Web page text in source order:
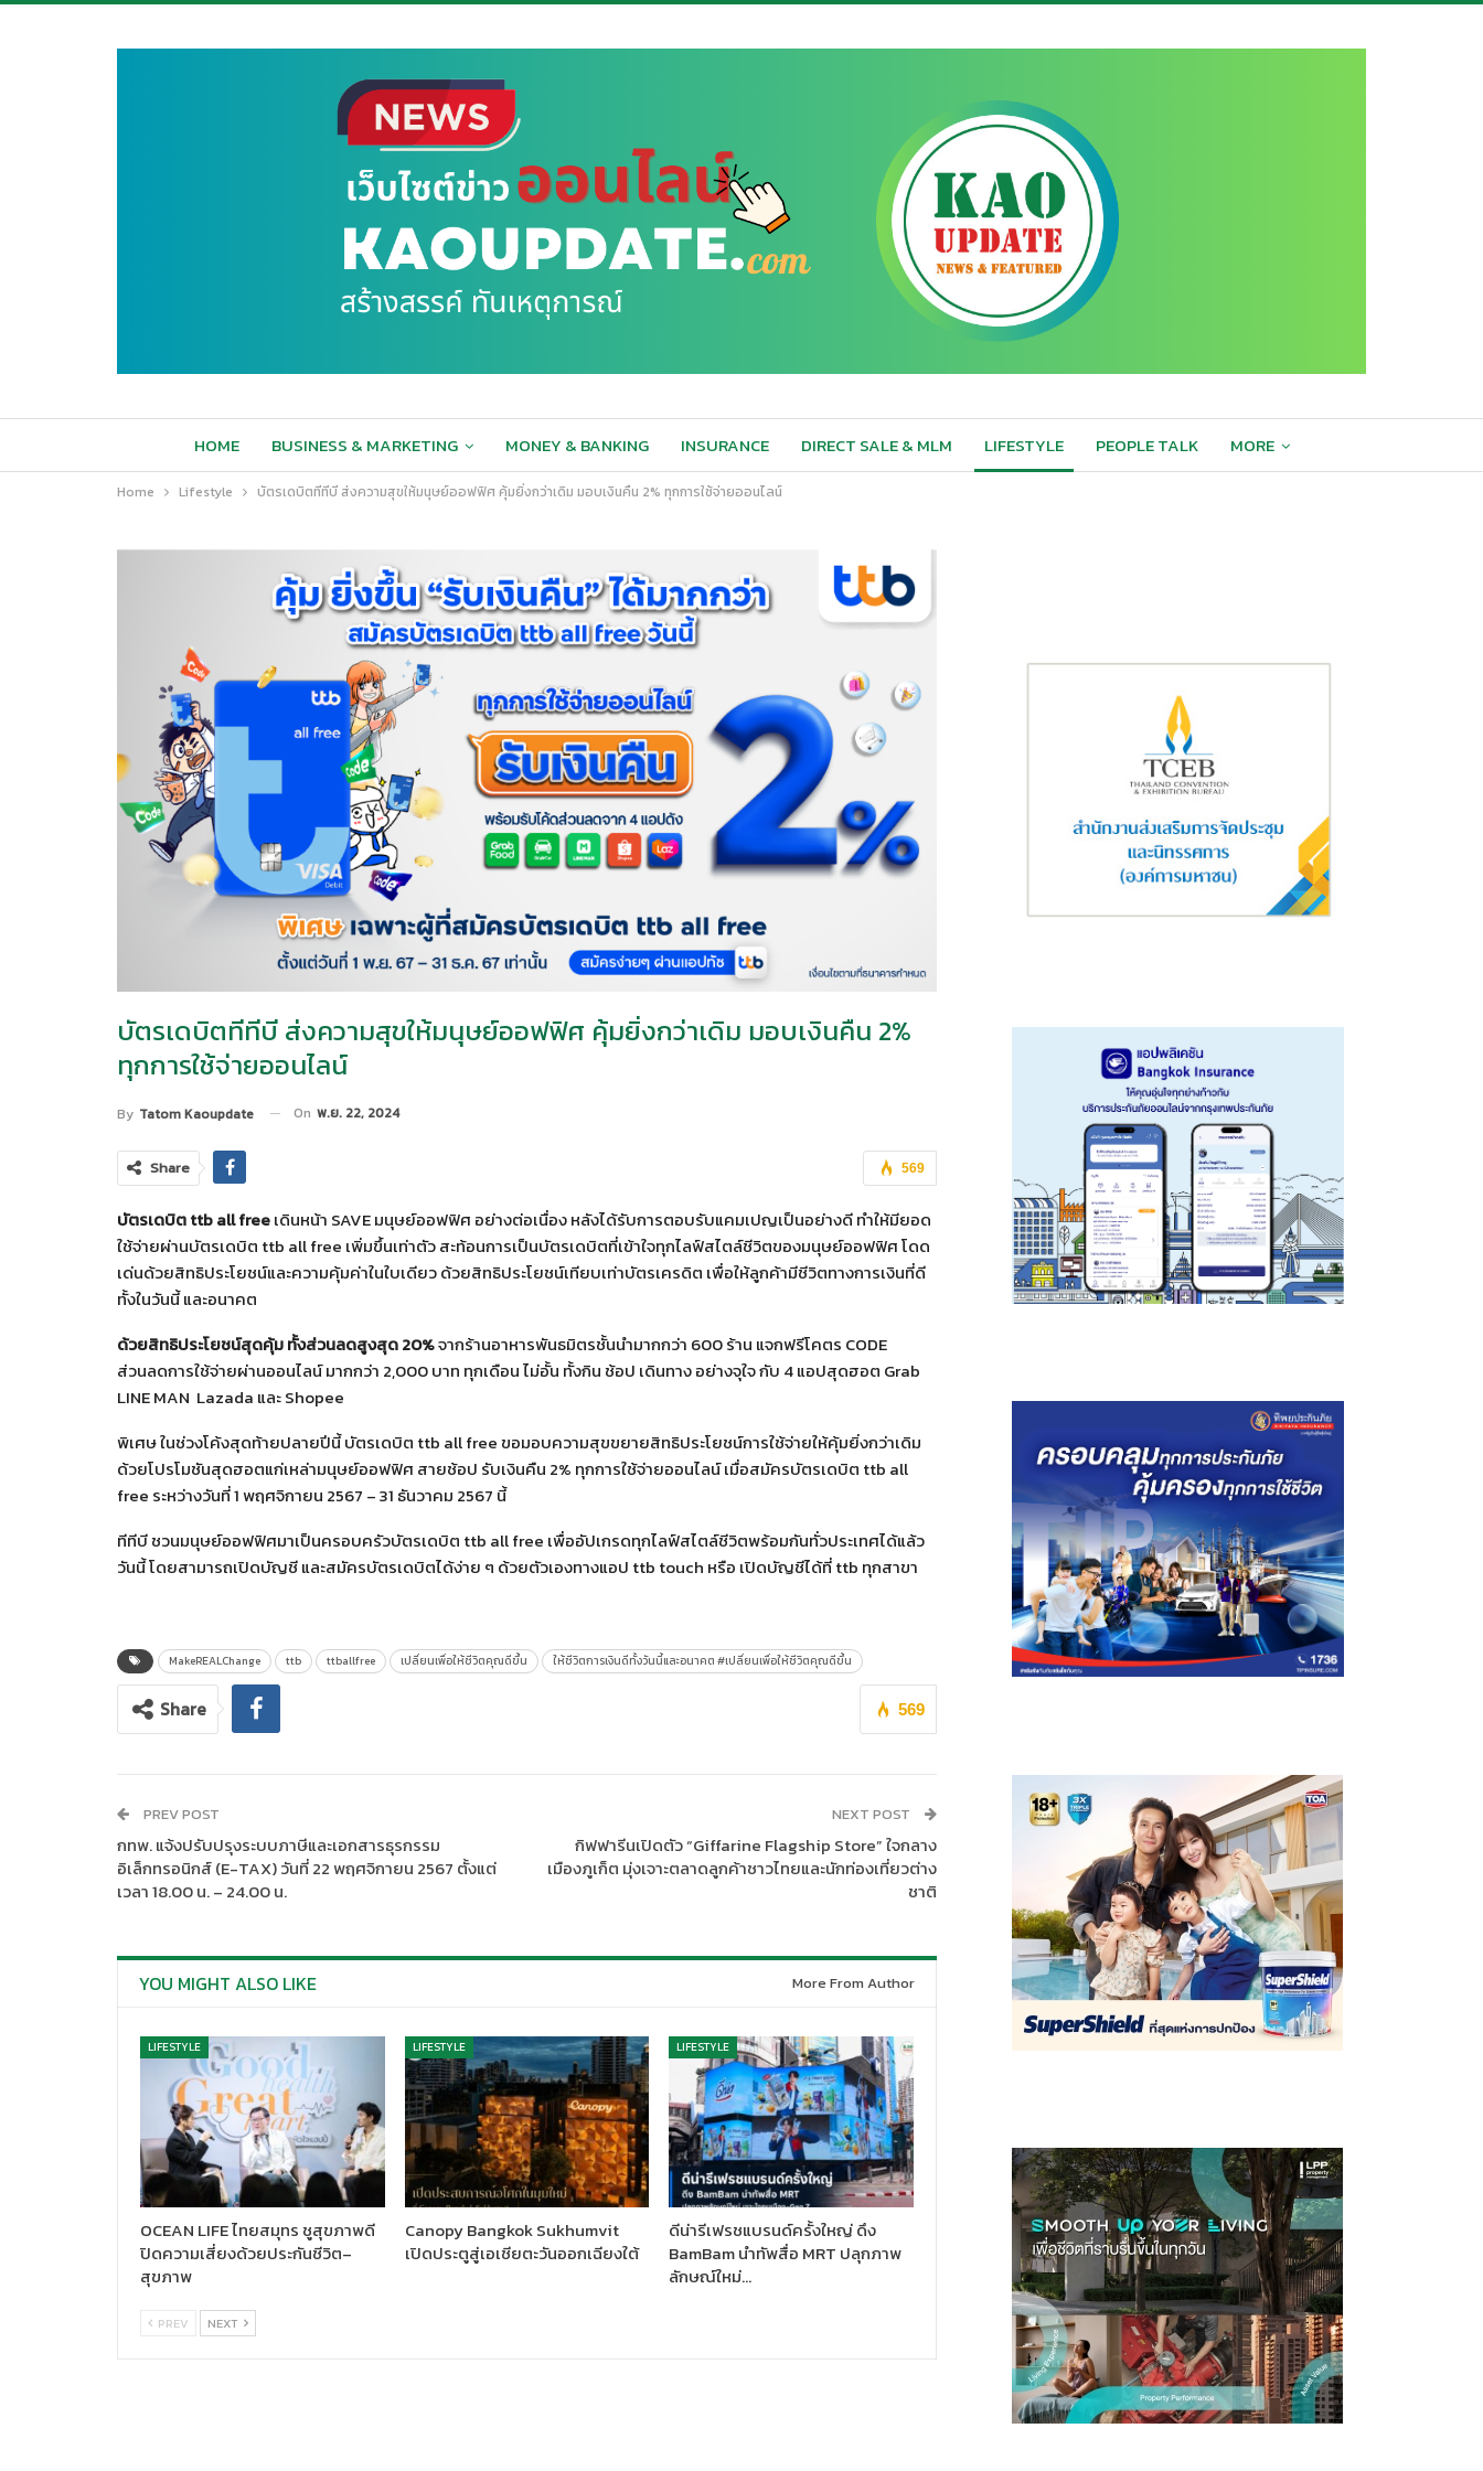
HOME BUSINESS & MARKETING MONEY & BANKING INSURANCE DIRECT SALE & MLM LIFESTYLE PEOPLE TALK MORE
Home Lifestyle บัตรเดบิตทีทีบี ส่งความสุขให้มนุษย์ออฟฟิศ คุ้มยิ่งกว่าเดิม มอบเงินคืน 2% ทุกการใช้จ่ายออนไลน์
บัตรเดบิตทีทีบี ส่งความสุขให้มนุษย์ออฟฟิศ คุ้มยิ่งกว่าเดิม มอบเงินคืน 2%
ทุกการใช้จ่ายออนไลน์
By Tatom Kaoupdate On พ.ย. 22, 2024
569
Share
บัตรเดบิต ttb all freeเดินหน้า SAVE มนุษย์ออฟฟิศ อย่างต่อเนื่อง หลังได้รับการตอบรับแคมเปญเป็นอย่างดี ทำให้มียอด
ใช้จ่ายผ่านบัตรเดบิต ttb all free เพิ่มขึ้นเท่าตัว สะท้อนการเป็นบัตรเดบิตที่เข้าใจทุกไลฟ์สไตล์ชีวิตของมนุษย์ออฟฟิศ โดด
เด่นด้วยสิทธิประโยชน์และความคุ้มค่าในใบเดียว ด้วยสิทธิประโยชน์เทียบเท่าบัตรเครดิต เพื่อให้ลูกค้ามีชีวิตทางการเงินที่ดี
ทั้งในวันนี้ และอนาคต
ด้วยสิทธิประโยชน์สุดคุ้ม ทั้งส่วนลดสูงสุด 20%จากร้านอาหารพันธมิตรชั้นนำมากกว่า 600 ร้าน แจกฟรีโคตร CODE
ส่วนลดการใช้จ่ายผ่านออนไลน์ มากกว่า 2,000 บาท ทุกเดือน ไม่อั้น ทั้งกิน ช้อป เดินทาง อย่างจุใจ กับ 4 แอปสุดฮอต Grab
LINE MAN Lazada และ Shopee
พิเศษ ในช่วงโค้งสุดท้ายปลายปีนี้ บัตรเดบิต ttb all free ขอมอบความสุขขยายสิทธิประโยชน์การใช้จ่ายให้คุ้มยิ่งกว่าเดิม
ด้วยโปรโมชันสุดฮอตแก่เหล่ามนุษย์ออฟฟิศ สายช้อป รับเงินคืน 2% ทุกการใช้จ่ายออนไลน์ เมื่อสมัครบัตรเดบิต ttb all
free ระหว่างวันที่ 1 พฤศจิกายน 2567 – 31 ธันวาคม 2567 นี้
ทีทีบี ชวนมนุษย์ออฟฟิศมาเป็นครอบครัวบัตรเดบิต ttb all free เพื่ออัปเกรดทุกไลฟ์สไตล์ชีวิตพร้อมกันทั่วประเทศได้แล้ว
วันนี้ โดยสามารถเปิดบัญชี และสมัครบัตรเดบิตได้ง่าย ๆ ด้วยตัวเองทางแอป ttb touch หรือ เปิดบัญชีได้ที่ ttb ทุกสาขา
MakeREALChange ttb ttballfree เปลี่ยนเพื่อให้ชีวิตคุณดีขึ้น ให้ชีวิตการเงินดีทั้งวันนี้และอนาคต #เปลี่ยนเพื่อให้ชีวิตคุณดีขึ้น
569
Share
PREV POST
กทพ. แจ้งปรับปรุงระบบภาษีและเอกสารธุรกรรม
อิเล็กทรอนิกส์ (E-TAX) วันที่ 22 พฤศจิกายน 2567 ตั้งแต่
เวลา 18.00 น. – 24.00 น.
NEXT POST
กิฟฟารีนเปิดตัว “Giffarine Flagship Store” ใจกลาง
เมืองภูเก็ต มุ่งเจาะตลาดลูกค้าชาวไทยและนักท่องเที่ยวต่าง
ชาติ
YOU MIGHT ALSO LIKE More From Author
LIFESTYLE
OCEAN LIFE ไทยสมุทร ชูสุขภาพดี
ปิดความเสี่ยงด้วยประกันชีวิต–
สุขภาพ
LIFESTYLE
Canopy Bangkok Sukhumvit
เปิดประตูสู่เอเชียตะวันออกเฉียงใต้
LIFESTYLE
ดีน่ารีเฟรชแบรนด์ครั้งใหญ่ ดึง
BamBam นำทัพสื่อ MRT ปลุกภาพ
ลักษณ์ใหม่…
PREV NEXT